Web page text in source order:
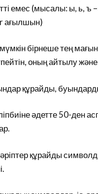
емес (мысалы: ы, ь, ъ
r ағылшын)
бірнеше тең
оның айтылу
құрайды,
әдетте 50-ден
құрайды